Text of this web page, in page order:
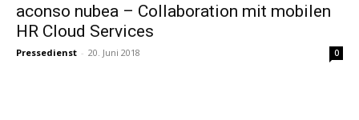
aconso nubea – Collaboration mit mobilen
HR Cloud Services
Pressedienst - 20. Juni 2018 0